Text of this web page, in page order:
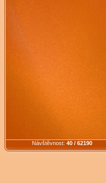
Návštěvnost: 40 / 62190